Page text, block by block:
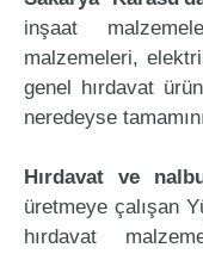
inşaat
malzemeleri,
genel hırdavat
neredeyse
Hırdavat ve
üretmeye çalışan
hırdavat